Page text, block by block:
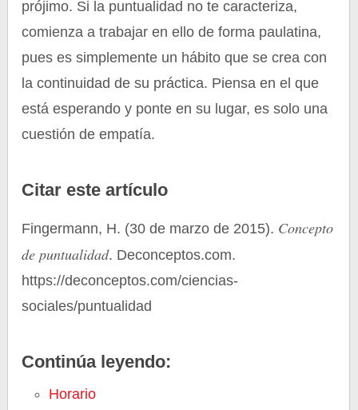
prójimo. Si la puntualidad no te caracteriza,
comienza a trabajar en ello de forma paulatina,
pues es simplemente un hábito que se crea con
la continuidad de su práctica. Piensa en el que
está esperando y ponte en su lugar, es solo una
cuestión de empatía.
Citar este artículo
Fingermann, H. (30 de marzo de 2015). Concepto
de puntualidad. Deconceptos.com.
https://deconceptos.com/ciencias-
sociales/puntualidad
Continúa leyendo:
Horario